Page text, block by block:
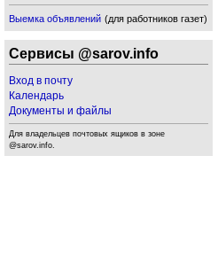
Выемка объявлений (для работников газет)
Сервисы @sarov.info
Вход в почту
Календарь
Документы и файлы
Для владельцев почтовых ящиков в зоне
@sarov.info.